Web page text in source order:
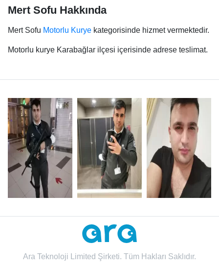
Mert Sofu Hakkında
Mert Sofu Motorlu Kurye kategorisinde hizmet vermektedir.
Motorlu kurye Karabağlar ilçesi içerisinde adrese teslimat.
Ara Teknoloji Limited Şirketi. Tüm Hakları Saklıdır.